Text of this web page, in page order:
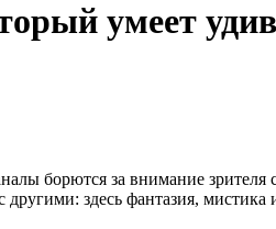
умеет
борются за внимание
другими: здесь фантазия,